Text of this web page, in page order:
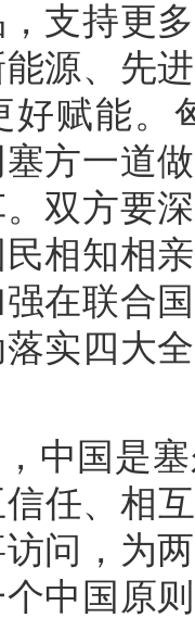
支持更
源、先
好赋能。
塞方一道
双方要
相知相
在联合
实四大
中国是
任、相
问，为
中国原